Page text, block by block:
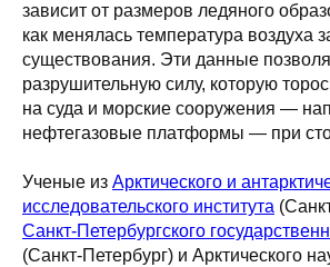
зависит от размеров ледяного
как менялась температура воздуха
существования. Эти данные
разрушительную силу, которую
на суда и морские сооружения —
нефтегазовые платформы — при
Ученые из Арктического и
исследовательского института
Санкт-Петербургского
(Санкт-Петербург) и Арктического